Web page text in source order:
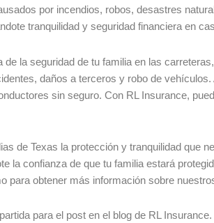
por incendios, robos, desastres
tranquilidad y seguridad financiera en
la seguridad de tu familia en las
daños a terceros y robo de
sin seguro. Con RL Insurance,
de Texas la protección y tranquilidad que
la confianza de que tu familia estará
para obtener más información sobre
para el post en el blog de RL